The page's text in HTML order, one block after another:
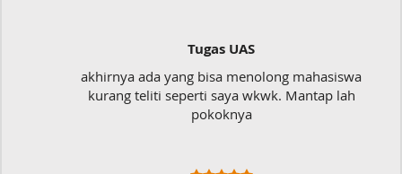
Tugas UAS
akhirnya ada yang bisa menolong mahasiswa
kurang teliti seperti saya wkwk. Mantap lah
pokoknya